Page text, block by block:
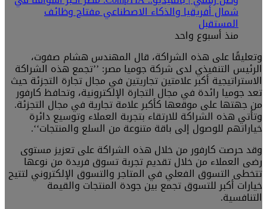
شمال أفريقيا والذكاء الاصطناعي مفتاح وظائف
المستقبل
منذ أسبوع واحد
وتعليقًا على هذه الشراكة، قال المهندس هشام صفوت،
الرئيس التنفيذي لدى شركة جوميا مصر: ’’تجمع هذه الشراكة
الاستراتيجية أكبر علامتين تجاريتين في مجال تجارة التجزئة حيث
تعد جوميا رائدة في مجال التجارة الإلكترونية، وتحافظ كارفور
من جهتها على موقعها كأكبر علامة تجارية في مجال التجزئة.
وتأتي هذه الشراكة للارتقاء بتجربة العملاء وتوسيع دائرة
خياراتهم للوصول إلى باقة متنوعة من السلع والمنتجات‘‘.
وقد حرصت كارفور من خلال هذه الشراكة على تعزيز مستوى
رضى العملاء من خلال تقديم تجربة تسوق فريدة من نوعها
تتخطى التسوق الفعلي في المتاجر والتسوق الإلكتروني لتتيح
خيارات أكبر للتسوق تجمع بين جودة المنتجات والقيمة
التنافسية.